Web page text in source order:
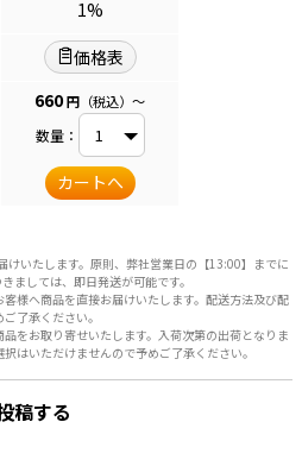
1%
価格表
660円 （税込） ～
数量：
カートへ
いたします。原則、弊社営業日の【13:00】までに
ましては、即日発送が可能です。
様へ商品を直接お届けいたします。配送方法及び配
了承ください。
をお取り寄せいたします。入荷次第の出荷となりま
はいただけませんので予めご了承ください。
稿する